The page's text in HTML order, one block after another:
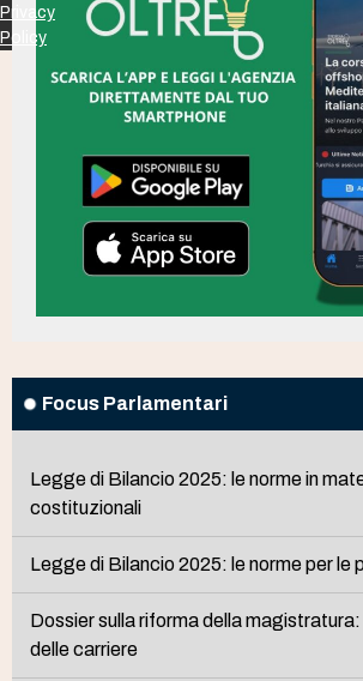
Focus Parlamentari
Legge di Bilancio 2025: le norme in
costituzionali
Legge di Bilancio 2025: le norme per le
Dossier sulla riforma della
delle carriere
Privacy
Policy